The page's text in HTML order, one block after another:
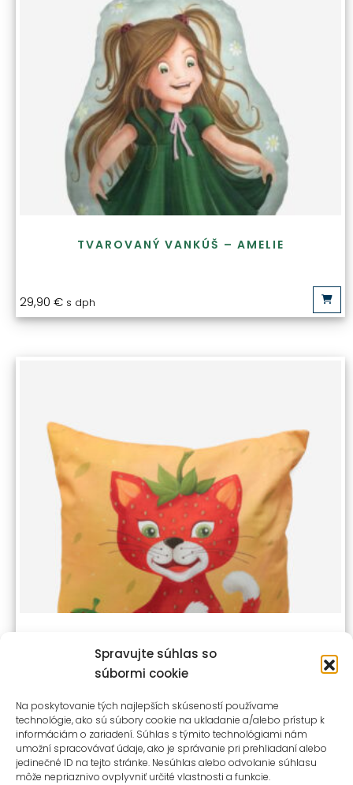
Spravujte súhlas so
súbormi cookie
Na poskytovanie tých najlepších skúseností používame
technológie, ako sú súbory cookie na ukladanie a/alebo prístup k
informáciám o zariadení. Súhlas s týmito technológiami nám
umožní spracovávať údaje, ako je správanie pri prehliadaní alebo
jedinečné ID na tejto stránke. Nesúhlas alebo odvolanie súhlasu
môže nepriaznivo ovplyvniť určité vlastnosti a funkcie.
TVAROVANÝ VANKÚŠ – AMELIE
29,90 € s dph
29,90 € s dph